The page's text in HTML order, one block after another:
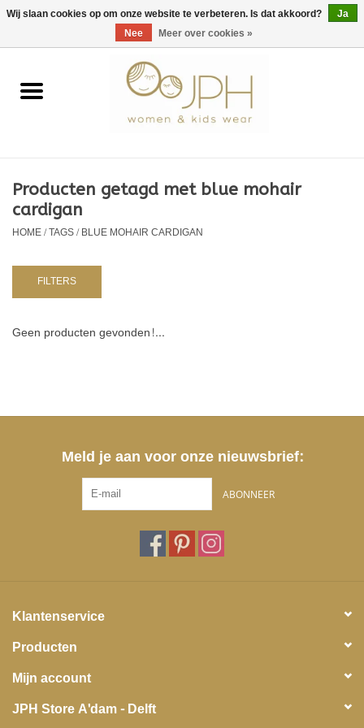
EUR/GBP/USD 0 Artikelen - €0,00
Home
Kids
Baby
Producten getagd met blue mohair
cardigan
HOME/TAGS/BLUE MOHAIR CARDIGAN
FILTERS
Geen producten gevonden!...
Meld je aan voor onze nieuwsbrief:
ABONNEER
Klantenservice
Producten
Mijn account
JPH Store A'dam - Delft
Wij slaan cookies op om onze website te verbeteren. Is dat akkoord?
Ja
Nee
Meer over cookies »